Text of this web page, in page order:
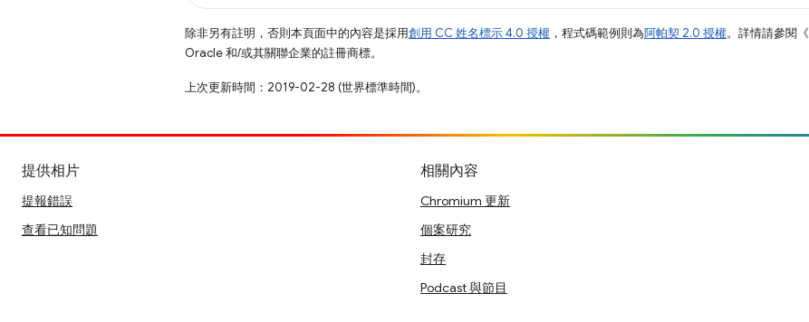
除非另有註明，否則本頁面中的內容是採用創用 CC 姓名標示 4.0 授權 ，程式碼範例則為阿帕契 2.0 授權。詳情請參閱《
Oracle 和/或其關聯企業的註冊商標。
上次更新時間：2019-02-28 (世界標準時間)。
提供相片
提報錯誤
查看已知問題
相關內容
Chromium 更新
個案研究
封存
Podcast 與節目